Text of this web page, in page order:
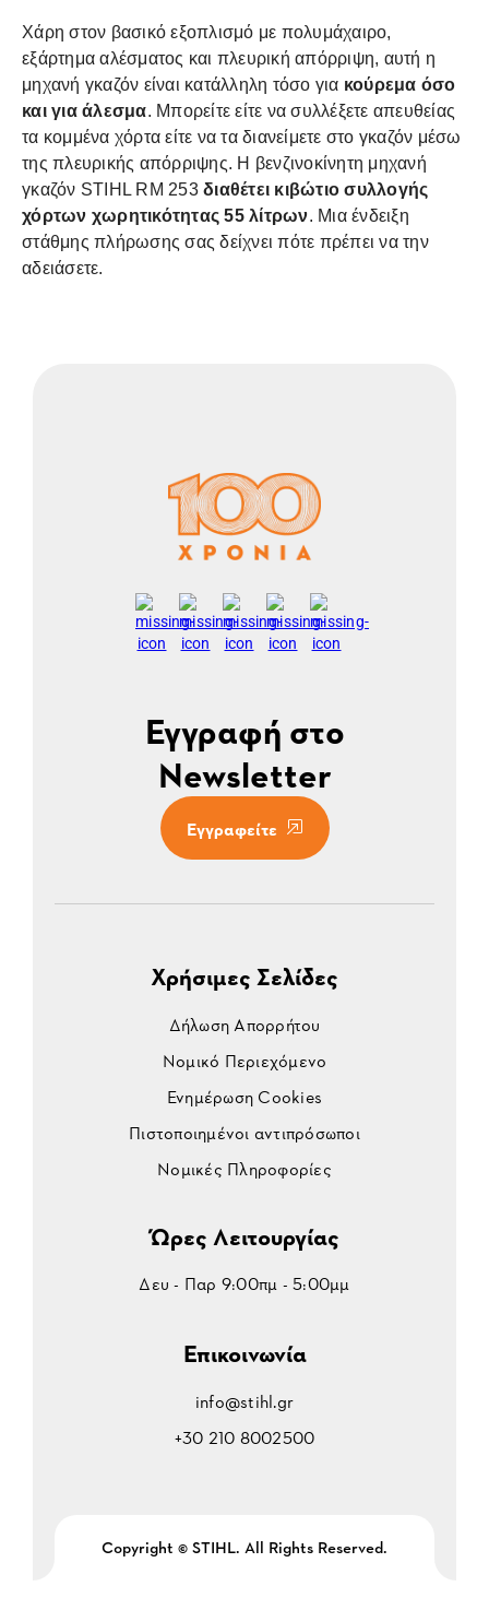
Χάρη στον βασικό εξοπλισμό με πολυμάχαιρο,
εξάρτημα αλέσματος και πλευρική απόρριψη, αυτή η
μηχανή γκαζόν είναι κατάλληλη τόσο για κούρεμα όσο
και για άλεσμα. Μπορείτε είτε να συλλέξετε απευθείας
τα κομμένα χόρτα είτε να τα διανείμετε στο γκαζόν μέσω
της πλευρικής απόρριψης. Η βενζινοκίνητη μηχανή
γκαζόν STIHL RM 253 διαθέτει κιβώτιο συλλογής
χόρτων χωρητικότητας 55 λίτρων. Μια ένδειξη
στάθμης πλήρωσης σας δείχνει πότε πρέπει να την
αδειάσετε.
Εγγραφή στο
Newsletter
Εγγραφείτε
Χρήσιμες Σελίδες
Δήλωση Απορρήτου
Νομικό Περιεχόμενο
Ενημέρωση Cookies
Πιστοποιημένοι αντιπρόσωποι
Νομικές Πληροφορίες
Ώρες Λειτουργίας
Δευ - Παρ 9:00πμ - 5:00μμ
Επικοινωνία
info@stihl.gr
+30 210 8002500
Copyright © STIHL. All Rights Reserved.